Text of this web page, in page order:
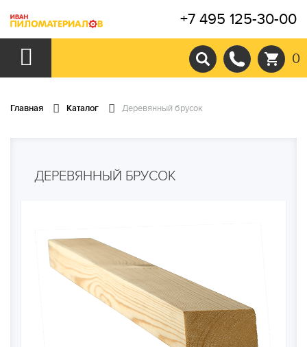
+7 495 125-30-00
0
Главная Каталог Деревянный брусок
ДЕРЕВЯННЫЙ БРУСОК